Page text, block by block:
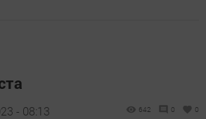
- 08:13 642 0 0